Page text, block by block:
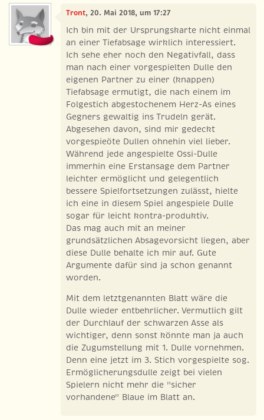
Tront, 20. Mai 2018, um 17:27
Ich bin mit der Ursprungskarte nicht einmal
an einer Tiefabsage wirklich interessiert.
Ich sehe eher noch den Negativfall, dass
man nach einer vorgespielten Dulle den
eigenen Partner zu einer (knappen)
Tiefabsage ermutigt, die nach einem im
Folgestich abgestochenem Herz-As eines
Gegners gewaltig ins Trudeln gerät.
Abgesehen davon, sind mir gedeckt
vorgespieöte Dullen ohnehin viel lieber.
Während jede angespielte Ossi-Dulle
immerhin eine Erstansage dem Partner
leichter ermöglicht und gelegentlich
bessere Spielfortsetzungen zulässt, hielte
ich eine in diesem Spiel angespiele Dulle
sogar für leicht kontra-produktiv.
Das mag auch mit an meiner
grundsätzlichen Absagevorsicht liegen, aber
diese Dulle behalte ich mir auf. Gute
Argumente dafür sind ja schon genannt
worden.
Mit dem letztgenannten Blatt wäre die
Dulle wieder entbehrlicher. Vermutlich gilt
der Durchlauf der schwarzen Asse als
wichtiger, denn sonst könnte man ja auch
die Zugumstellung mit 1. Dulle vornehmen.
Denn eine jetzt im 3. Stich vorgespielte sog.
Ermöglicherungsdulle zeigt bei vielen
Spielern nicht mehr die "sicher
vorhandene" Blaue im Blatt an.